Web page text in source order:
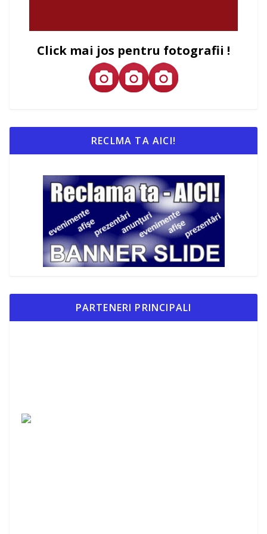
Click mai jos pentru fotografii !
RECLMA TA AICI!
PARTENERI PRINCIPALI